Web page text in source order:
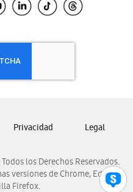
Salvador
los Derechos Reservados.
versiones de Chrome, Edge,
Firefox.
Privacidad Legal